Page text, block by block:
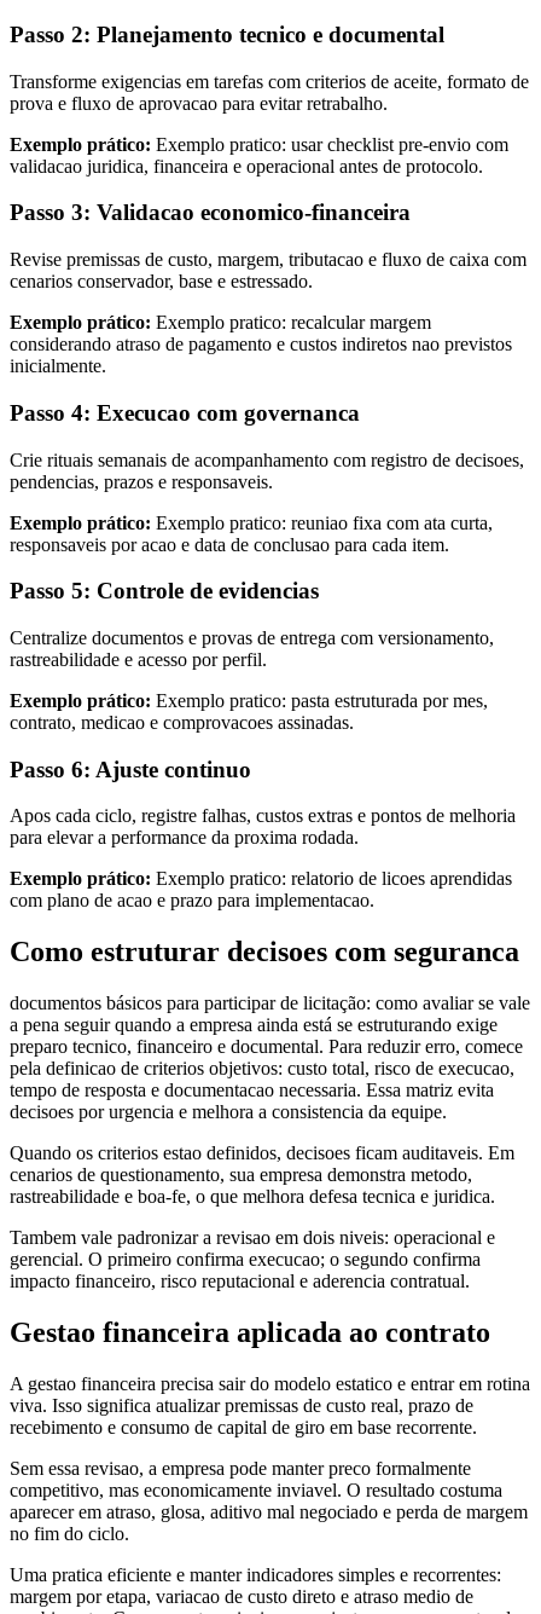
Passo 2: Planejamento tecnico e documental
Transforme exigencias em tarefas com criterios de aceite, formato de
prova e fluxo de aprovacao para evitar retrabalho.
Exemplo prático: Exemplo pratico: usar checklist pre-envio com
validacao juridica, financeira e operacional antes de protocolo.
Passo 3: Validacao economico-financeira
Revise premissas de custo, margem, tributacao e fluxo de caixa com
cenarios conservador, base e estressado.
Exemplo prático: Exemplo pratico: recalcular margem
considerando atraso de pagamento e custos indiretos nao previstos
inicialmente.
Passo 4: Execucao com governanca
Crie rituais semanais de acompanhamento com registro de decisoes,
pendencias, prazos e responsaveis.
Exemplo prático: Exemplo pratico: reuniao fixa com ata curta,
responsaveis por acao e data de conclusao para cada item.
Passo 5: Controle de evidencias
Centralize documentos e provas de entrega com versionamento,
rastreabilidade e acesso por perfil.
Exemplo prático: Exemplo pratico: pasta estruturada por mes,
contrato, medicao e comprovacoes assinadas.
Passo 6: Ajuste continuo
Apos cada ciclo, registre falhas, custos extras e pontos de melhoria
para elevar a performance da proxima rodada.
Exemplo prático: Exemplo pratico: relatorio de licoes aprendidas
com plano de acao e prazo para implementacao.
Como estruturar decisoes com seguranca
documentos básicos para participar de licitação: como avaliar se vale
a pena seguir quando a empresa ainda está se estruturando exige
preparo tecnico, financeiro e documental. Para reduzir erro, comece
pela definicao de criterios objetivos: custo total, risco de execucao,
tempo de resposta e documentacao necessaria. Essa matriz evita
decisoes por urgencia e melhora a consistencia da equipe.
Quando os criterios estao definidos, decisoes ficam auditaveis. Em
cenarios de questionamento, sua empresa demonstra metodo,
rastreabilidade e boa-fe, o que melhora defesa tecnica e juridica.
Tambem vale padronizar a revisao em dois niveis: operacional e
gerencial. O primeiro confirma execucao; o segundo confirma
impacto financeiro, risco reputacional e aderencia contratual.
Gestao financeira aplicada ao contrato
A gestao financeira precisa sair do modelo estatico e entrar em rotina
viva. Isso significa atualizar premissas de custo real, prazo de
recebimento e consumo de capital de giro em base recorrente.
Sem essa revisao, a empresa pode manter preco formalmente
competitivo, mas economicamente inviavel. O resultado costuma
aparecer em atraso, glosa, aditivo mal negociado e perda de margem
no fim do ciclo.
Uma pratica eficiente e manter indicadores simples e recorrentes:
margem por etapa, variacao de custo direto e atraso medio de